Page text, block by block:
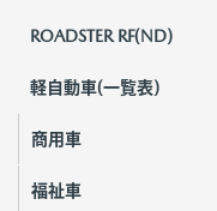
ROADSTER RF(ND)
軽自動車(一覧表)
商用車
福祉車